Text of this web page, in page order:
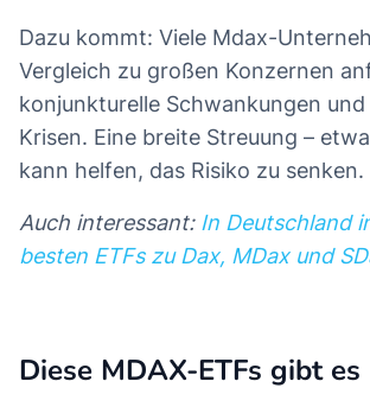
Dazu kommt: Viele Mdax-
Vergleich zu großen Konzernen
konjunkturelle Schwankungen
Krisen. Eine breite Streuung –
kann helfen, das Risiko zu senken.
Auch interessant: In Deutschland
besten ETFs zu Dax, MDax und
Diese MDAX-ETFs gibt es